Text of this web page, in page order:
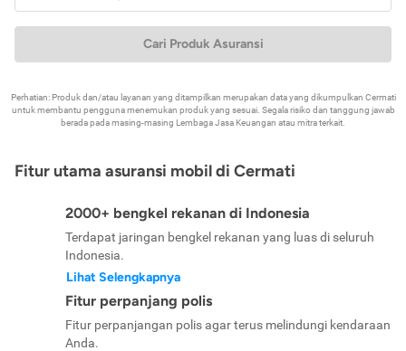
Cari Produk Asuransi
Perhatian: Produk dan/atau layanan yang ditampilkan merupakan data yang dikumpulkan Cermati
untuk membantu pengguna menemukan produk yang sesuai. Segala risiko dan tanggung jawab
berada pada masing-masing Lembaga Jasa Keuangan atau mitra terkait.
Fitur utama asuransi mobil di Cermati
2000+ bengkel rekanan di Indonesia
Terdapat jaringan bengkel rekanan yang luas di seluruh
Indonesia.
Lihat Selengkapnya
Fitur perpanjang polis
Fitur perpanjangan polis agar terus melindungi kendaraan
Anda.